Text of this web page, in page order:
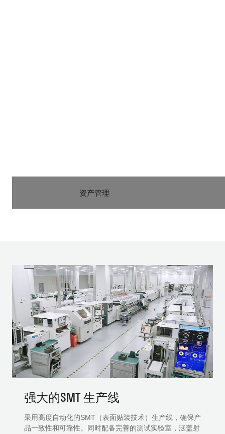
资产管理
强大的SMT 生产线
采用高度自动化的SMT（表面贴装技术）生产线，确保产
品一致性和可靠性。同时配备完善的测试实验室，涵盖射
模组与天线
5G
LPWA
3G/2G
服务与方案
物联网平台
工业智能
智慧农业
天线服务
行业应用
FWA
智慧能源
资产跟踪